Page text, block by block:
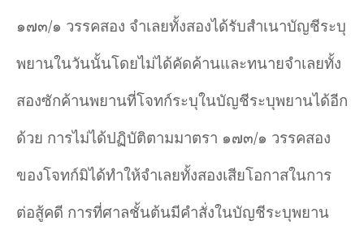
๑๗๓/๑ วรรคสอง จำเลยทั้งสองได้รับสำเนาบัญชีระบุ
พยานในวันนั้นโดยไม่ได้คัดค้านและทนายจำเลยทั้ง
สองซักค้านพยานที่โจทก์ระบุในบัญชีระบุพยานได้อีก
ด้วย การไม่ได้ปฏิบัติตามมาตรา ๑๗๓/๑ วรรคสอง
ของโจทก์มิได้ทำให้จำเลยทั้งสองเสียโอกาสในการ
ต่อสู้คดี การที่ศาลชั้นต้นมีคำสั่งในบัญชีระบุพยาน